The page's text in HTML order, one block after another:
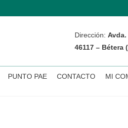
Dirección:
46117 – Bétera
PUNTO PAE CONTACTO MI